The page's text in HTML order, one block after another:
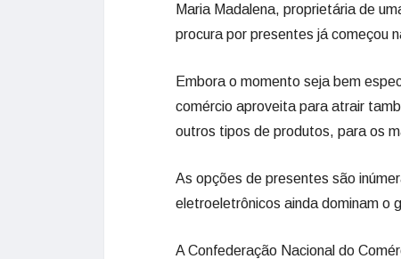
Maria Madalena, proprietária de
procura por presentes já começou
Embora o momento seja bem
comércio aproveita para atrair
outros tipos de produtos, para os
As opções de presentes são
eletroeletrônicos ainda dominam o
A Confederação Nacional do